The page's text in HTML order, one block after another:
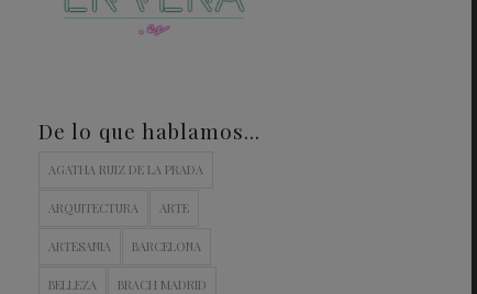
De lo que hablamos…
AGATHA RUIZ DE LA PRADA
ARQUITECTURA ARTE
ARTESANIA BARCELONA
BELLEZA BRACH MADRID